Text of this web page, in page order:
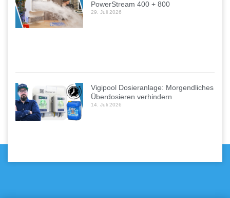
PowerStream 400 + 800
29. Juli 2026
Vigipool Dosieranlage: Morgendliches
Überdosieren verhindern
14. Juli 2026